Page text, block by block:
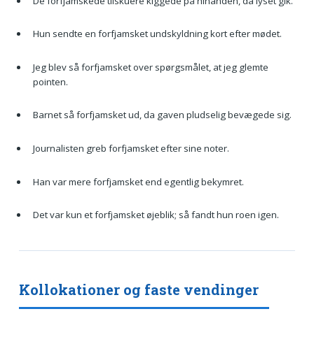
Hun sendte en forfjamsket undskyldning kort efter mødet.
Jeg blev så forfjamsket over spørgsmålet, at jeg glemte
pointen.
Barnet så forfjamsket ud, da gaven pludselig bevægede sig.
Journalisten greb forfjamsket efter sine noter.
Han var mere forfjamsket end egentlig bekymret.
Det var kun et forfjamsket øjeblik; så fandt hun roen igen.
Kollokationer og faste vendinger